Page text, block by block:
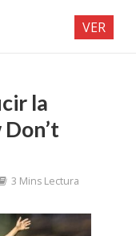
la
3 Mins Lectura
VER